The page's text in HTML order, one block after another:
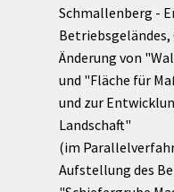
Schmallenberg -
Änderung von
und "Fläche für
und zur
Landschaft"
(im
Aufstellung des